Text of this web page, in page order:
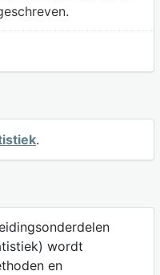
.
wordt
en